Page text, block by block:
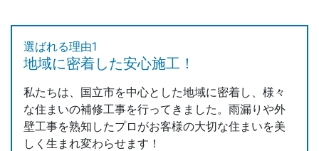
選ばれる理由1
地域に密着した安心施工！
私たちは、国立市を中心とした地域に密着し、様々
な住まいの補修工事を行ってきました。雨漏りや外
壁工事を熟知したプロがお客様の大切な住まいを美
しく生まれ変わらせます！